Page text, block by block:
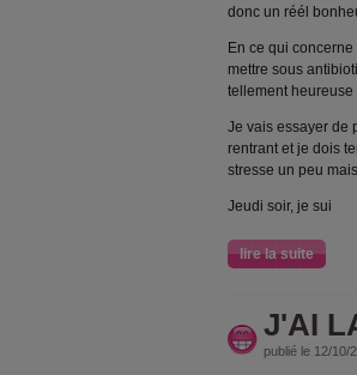
donc un réél
En ce qui
mettre sous
tellement
Je vais essayer de
rentrant et je dois
stresse un peu
Jeudi soir, je sui
lire la suite
J'AI
publié le 12/10/